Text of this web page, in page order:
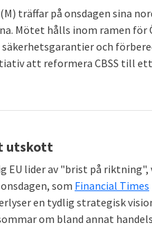
träffar på onsdagen sina
Mötet hålls inom ramen för
säkerhetsgarantier och
att reformera CBSS till
utskott
EU lider av "brist på
som Financial Times
en tydlig strategisk
om bland annat